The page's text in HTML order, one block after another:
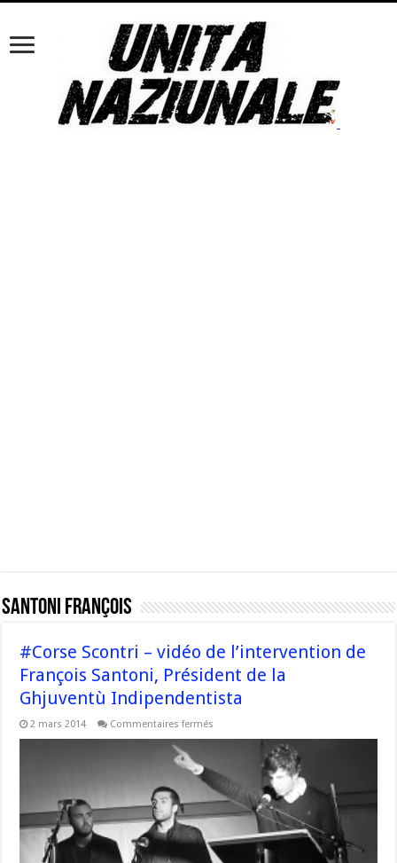
Santoni François
#Corse Scontri – vidéo de l’intervention de
François Santoni, Président de la
Ghjuventù Indipendentista
2 mars 2014 Commentaires fermés
vidéo
de
l’intervention
de
François
Président
de